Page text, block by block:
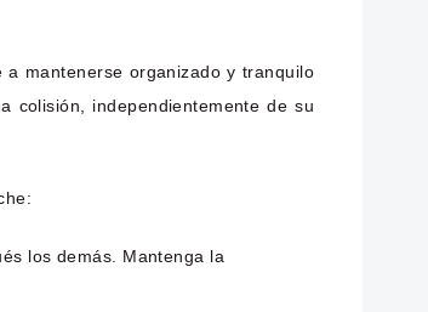
mantenerse organizado y tranquilo
colisión, independientemente de su
los demás. Mantenga la